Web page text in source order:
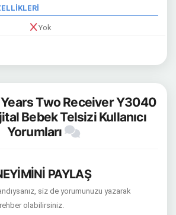
Yok
Two Receiver Y3040
Bebek Telsizi Kullanıcı
Yorumları
PAYLAŞ
siz de yorumunuzu yazarak
olabilirsiniz.